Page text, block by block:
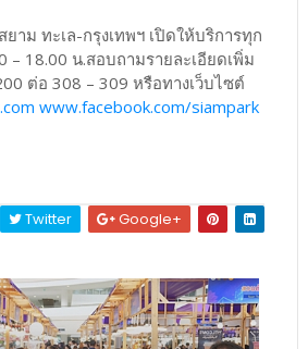
าม ทะเล-กรุงเทพฯ เปิดให้บริการทุก
– 18.00 น.สอบถามรายละเอียดเพิ่ม
ต่อ 308 – 309 หรือทางเว็บไซต์
www.facebook.com/siampark
Twitter Google+